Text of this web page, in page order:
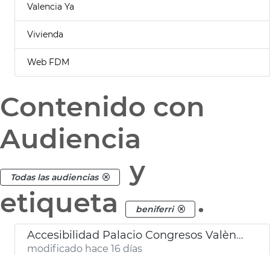
Valencia Ya
Vivienda
Web FDM
Contenido con
Audiencia
Todas las audiencias
y
etiqueta
beniferri .
Accesibilidad Palacio Congresos València
modificado hace 16 días